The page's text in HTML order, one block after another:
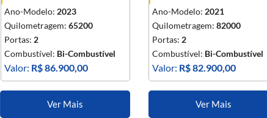
Ano-Modelo: 2023
Quilometragem: 65200
Portas: 2
Combustível: Bi-Combustível
Valor: R$ 86.900,00
Ver Mais
Ano-Modelo: 2021
Quilometragem: 82000
Portas: 2
Combustível: Bi-Combustível
Valor: R$ 82.900,00
Ver Mais